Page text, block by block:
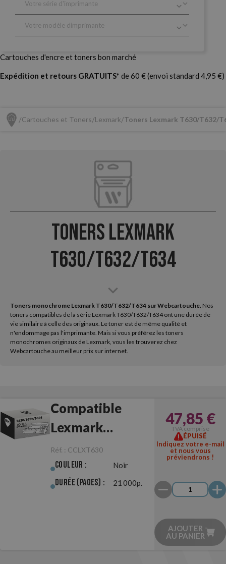
Cartouches d'encre et toners bon marché
Expédition et retours GRATUITS* de 60 € (envoi standard 4,95 €)
Cartouches et Toners Lexmark Toners Lexmark T630/T632/
Toners Lexmark
T630/T632/T634
Toners monochrome Lexmark T630/T632/T634 sur Webcartouche. Nos
toners compatibles de la série Lexmark T630/T632/T634 ont une durée de
vie similaire à celle des originaux. Le toner est de même qualité et
n'endommage pas l'imprimante. Mais si vous préférez les toners
monochromes originaux de Lexmark, vous les trouverez chez
Webcartouche au meilleur prix sur internet.
Compatible
Lexmark
T630/T632/T634
Noir
Réf. : CCLXT630
Couleur : Noir
Durée (pages) : 21 000p.
47,85 €
TVA comprise
ÉPUISÉ
Indiquez votre e-mail
et nous vous
préviendrons !
AJOUTER
AU PANIER